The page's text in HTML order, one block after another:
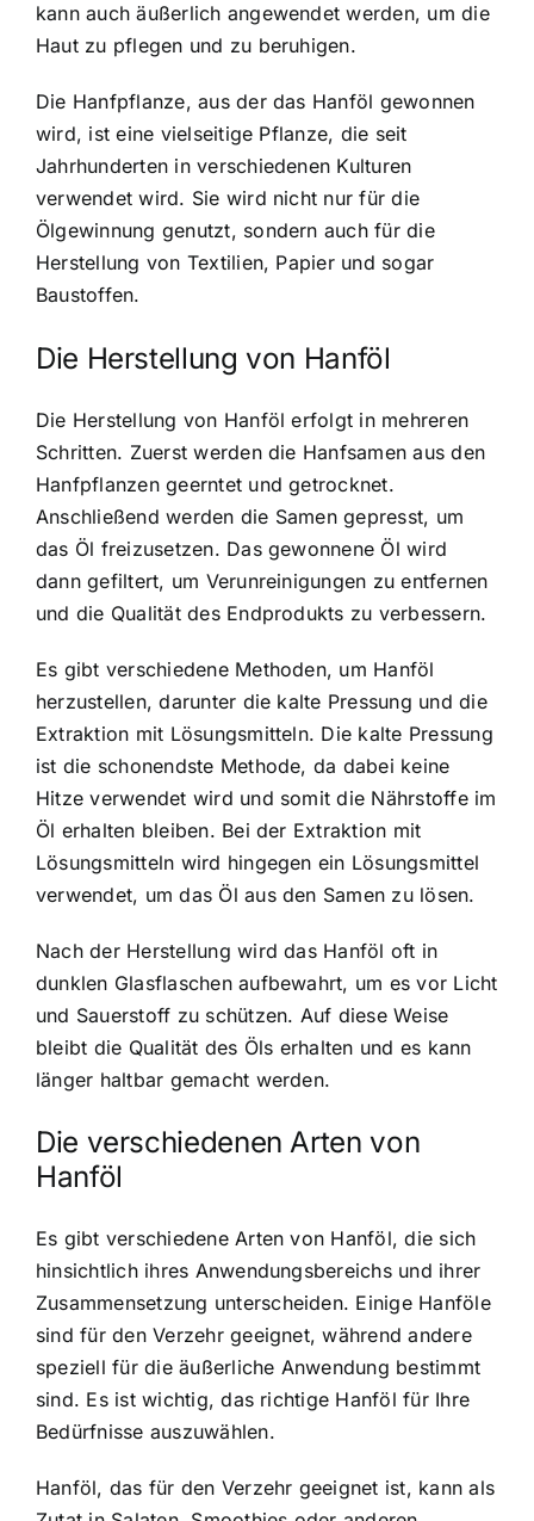
kann auch äußerlich angewendet werden, um die
Haut zu pflegen und zu beruhigen.
Die Hanfpflanze, aus der das Hanföl gewonnen
wird, ist eine vielseitige Pflanze, die seit
Jahrhunderten in verschiedenen Kulturen
verwendet wird. Sie wird nicht nur für die
Ölgewinnung genutzt, sondern auch für die
Herstellung von Textilien, Papier und sogar
Baustoffen.
Die Herstellung von Hanföl
Die Herstellung von Hanföl erfolgt in mehreren
Schritten. Zuerst werden die Hanfsamen aus den
Hanfpflanzen geerntet und getrocknet.
Anschließend werden die Samen gepresst, um
das Öl freizusetzen. Das gewonnene Öl wird
dann gefiltert, um Verunreinigungen zu entfernen
und die Qualität des Endprodukts zu verbessern.
Es gibt verschiedene Methoden, um Hanföl
herzustellen, darunter die kalte Pressung und die
Extraktion mit Lösungsmitteln. Die kalte Pressung
ist die schonendste Methode, da dabei keine
Hitze verwendet wird und somit die Nährstoffe im
Öl erhalten bleiben. Bei der Extraktion mit
Lösungsmitteln wird hingegen ein Lösungsmittel
verwendet, um das Öl aus den Samen zu lösen.
Nach der Herstellung wird das Hanföl oft in
dunklen Glasflaschen aufbewahrt, um es vor Licht
und Sauerstoff zu schützen. Auf diese Weise
bleibt die Qualität des Öls erhalten und es kann
länger haltbar gemacht werden.
Die verschiedenen Arten von
Hanföl
Es gibt verschiedene Arten von Hanföl, die sich
hinsichtlich ihres Anwendungsbereichs und ihrer
Zusammensetzung unterscheiden. Einige Hanföle
sind für den Verzehr geeignet, während andere
speziell für die äußerliche Anwendung bestimmt
sind. Es ist wichtig, das richtige Hanföl für Ihre
Bedürfnisse auszuwählen.
Hanföl, das für den Verzehr geeignet ist, kann als